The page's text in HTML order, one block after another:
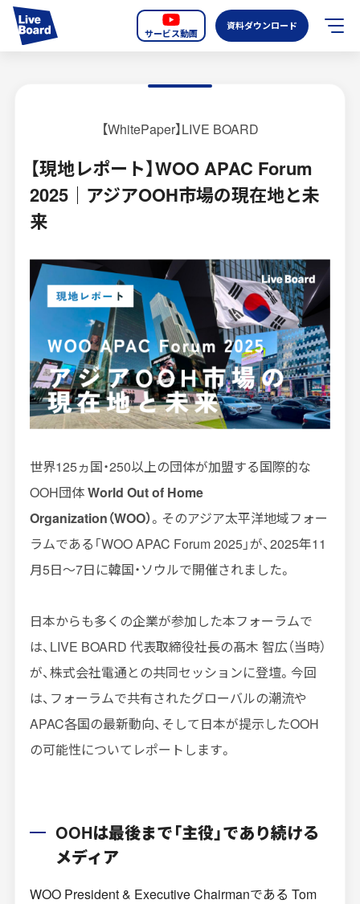
サービス動画
資料ダウンロード
選ばれる理由
導入事例
全国のスクリーン
お知らせ
オーディエンスデータの階層
インプレッションデータの算出方法
お問い合わせ
よくあるご質問
掲載までの流れ
【WhitePaper】LIVE BOARD
【現地レポート】WOO APAC Forum
2025｜アジアOOH市場の現在地と未
来
世界125ヵ国・250以上の団体が加盟する国際的な
OOH団体World Out of Home
Organization（WOO）。そのアジア太平洋地域フォー
ラムである「WOO APAC Forum 2025」が、2025年11
月5日〜7日に韓国・ソウルで開催されました。
日本からも多くの企業が参加した本フォーラムで
は、LIVE BOARD 代表取締役社長の髙木 智広（当時）
が、株式会社電通との共同セッションに登壇。今回
は、フォーラムで共有されたグローバルの潮流や
APAC各国の最新動向、そして日本が提示したOOH
の可能性についてレポートします。
OOHは最後まで「主役」であり続ける
メディア
WOO President & Executive Chairmanである Tom